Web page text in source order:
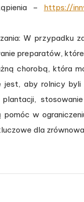
– https://
W przypadku
preparatów,
chorobą, która
jest, aby rolnicy
plantacji,
w
dla